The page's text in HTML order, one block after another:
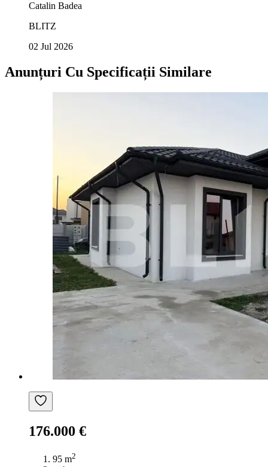
Catalin Badea
BLITZ
02 Jul 2026
Anunțuri Cu Specificații Similare
176.000 €
95 m2